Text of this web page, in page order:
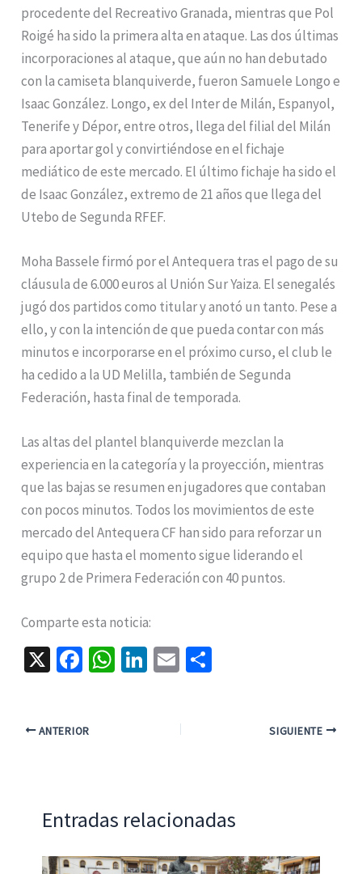
procedente del Recreativo Granada, mientras que Pol
Roigé ha sido la primera alta en ataque. Las dos últimas
incorporaciones al ataque, que aún no han debutado
con la camiseta blanquiverde, fueron Samuele Longo e
Isaac González. Longo, ex del Inter de Milán, Espanyol,
Tenerife y Dépor, entre otros, llega del filial del Milán
para aportar gol y convirtiéndose en el fichaje
mediático de este mercado. El último fichaje ha sido el
de Isaac González, extremo de 21 años que llega del
Utebo de Segunda RFEF.
Moha Bassele firmó por el Antequera tras el pago de su
cláusula de 6.000 euros al Unión Sur Yaiza. El senegalés
jugó dos partidos como titular y anotó un tanto. Pese a
ello, y con la intención de que pueda contar con más
minutos e incorporarse en el próximo curso, el club le
ha cedido a la UD Melilla, también de Segunda
Federación, hasta final de temporada.
Las altas del plantel blanquiverde mezclan la
experiencia en la categoría y la proyección, mientras
que las bajas se resumen en jugadores que contaban
con pocos minutos. Todos los movimientos de este
mercado del Antequera CF han sido para reforzar un
equipo que hasta el momento sigue liderando el
grupo 2 de Primera Federación con 40 puntos.
Comparte esta noticia:
X
Fa
o
W Li E
l
ANTERIOR SIGUIENTE
Entradas relacionadas